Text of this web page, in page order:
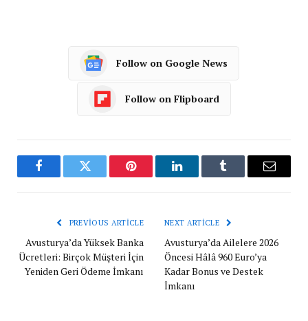
Follow on Google News
Follow on Flipboard
FacebookTwitter Pinterest LinkedInTumblr Email
PREVIOUS ARTICLE
Avusturya’da Yüksek Banka
Ücretleri: Birçok Müşteri İçin
Yeniden Geri Ödeme İmkanı
NEXT ARTICLE
Avusturya’da Ailelere 2026
Öncesi Hâlâ 960 Euro’ya
Kadar Bonus ve Destek
İmkanı